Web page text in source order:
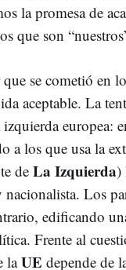
la promesa de
que son
se cometió en
aceptable. La
europea:
a los que usa la
de La Izquierda)
Los
edificando
Frente al
laUE depende de